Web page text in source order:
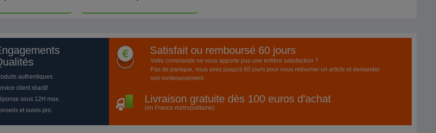
authentiques
client réactif
sous 12H max.
et suivis pro.
Satisfait ou remboursé 60 jours
Votre commande ne vous apporte pas une entière satisfaction ?
Pas de panique, vous avez jusqu'à 60 jours pour nous retourner un article et demander
son remboursement.
Livraison gratuite dès 100 euros d'achat
(en France métropolitaine)